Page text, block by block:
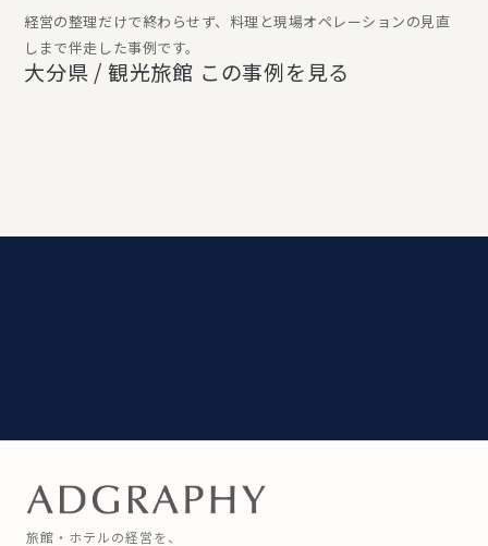
経営の整理だけで終わらせず、料理と現場オペレーションの見直
しまで伴走した事例です。
大分県 / 観光旅館 この事例を見る
旅館・ホテルの経営を、